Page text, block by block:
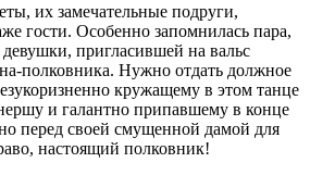
их замечательные подруги,
гости. Особенно запомнилась пара,
пригласившей на вальс
полковника. Нужно отдать должное
кружащему в этом танце
и галантно припавшему в конце
перед своей смущенной дамой для
настоящий полковник!